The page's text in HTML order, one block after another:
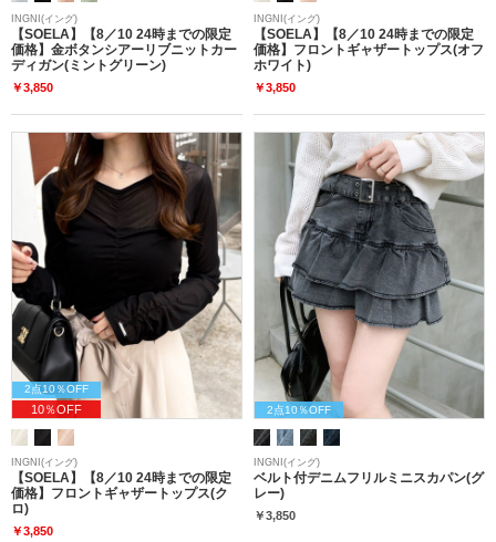
INGNI(イング)
【SOELA】【8／10 24時までの限定
価格】金ボタンシアーリブニットカー
ディガン(ミントグリーン)
￥3,850
INGNI(イング)
【SOELA】【8／10 24時までの限定
価格】フロントギャザートップス(オフ
ホワイト)
￥3,850
2点10％OFF
10％OFF
INGNI(イング)
【SOELA】【8／10 24時までの限定
価格】フロントギャザートップス(ク
ロ)
￥3,850
2点10％OFF
INGNI(イング)
ベルト付デニムフリルミニスカパン(グ
レー)
￥3,850